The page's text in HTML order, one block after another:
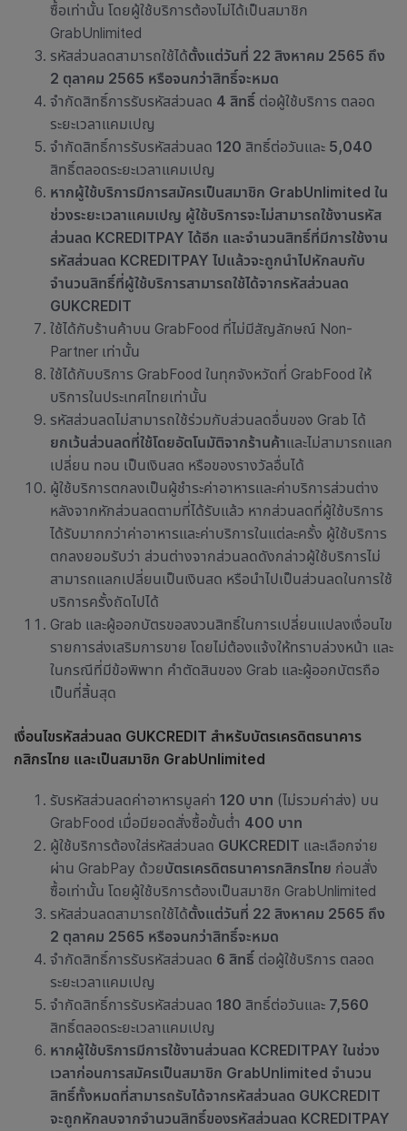
ซื้อเท่านั้น โดยผู้ใช้บริการต้องไม่ได้เป็นสมาชิก
GrabUnlimited
รหัสส่วนลดสามารถใช้ได้ตั้งแต่วันที่ 22 สิงหาคม 2565 ถึง
2 ตุลาคม 2565 หรือจนกว่าสิทธิ์จะหมด
จำกัดสิทธิ์การรับรหัสส่วนลด 4 สิทธิ์ ต่อผู้ใช้บริการ ตลอด
ระยะเวลาแคมเปญ
จำกัดสิทธิ์การรับรหัสส่วนลด 120 สิทธิ์ต่อวันและ 5,040
สิทธิ์ตลอดระยะเวลาแคมเปญ
หากผู้ใช้บริการมีการสมัครเป็นสมาชิก GrabUnlimited ใน
ช่วงระยะเวลาแคมเปญ ผู้ใช้บริการจะไม่สามารถใช้งานรหัส
ส่วนลด KCREDITPAY ได้อีก และจำนวนสิทธิ์ที่มีการใช้งาน
รหัสส่วนลด KCREDITPAY ไปแล้วจะถูกนำไปหักลบกับ
จำนวนสิทธิ์ที่ผู้ใช้บริการสามารถใช้ได้จากรหัสส่วนลด
GUKCREDIT
ใช้ได้กับร้านค้าบน GrabFood ที่ไม่มีสัญลักษณ์ Non-
Partner เท่านั้น
ใช้ได้กับบริการ GrabFood ในทุกจังหวัดที่ GrabFood ให้
บริการในประเทศไทยเท่านั้น
รหัสส่วนลดไม่สามารถใช้ร่วมกับส่วนลดอื่นของ Grab ได้
ยกเว้นส่วนลดที่ใช้โดยอัตโนมัติจากร้านค้าและไม่สามารถแลก
เปลี่ยน ทอน เป็นเงินสด หรือของรางวัลอื่นได้
ผู้ใช้บริการตกลงเป็นผู้ชำระค่าอาหารและค่าบริการส่วนต่าง
หลังจากหักส่วนลดตามที่ได้รับแล้ว หากส่วนลดที่ผู้ใช้บริการ
ได้รับมากกว่าค่าอาหารและค่าบริการในแต่ละครั้ง ผู้ใช้บริการ
ตกลงยอมรับว่า ส่วนต่างจากส่วนลดดังกล่าวผู้ใช้บริการไม่
สามารถแลกเปลี่ยนเป็นเงินสด หรือนำไปเป็นส่วนลดในการใช้
บริการครั้งถัดไปได้
Grab และผู้ออกบัตรขอสงวนสิทธิ์ในการเปลี่ยนแปลงเงื่อนไข
รายการส่งเสริมการขาย โดยไม่ต้องแจ้งให้ทราบล่วงหน้า และ
ในกรณีที่มีข้อพิพาท คำตัดสินของ Grab และผู้ออกบัตรถือ
เป็นที่สิ้นสุด
เงื่อนไขรหัสส่วนลด GUKCREDIT สำหรับบัตรเครดิตธนาคาร
กสิกรไทย และเป็นสมาชิก GrabUnlimited
รับรหัสส่วนลดค่าอาหารมูลค่า 120 บาท (ไม่รวมค่าส่ง) บน
GrabFood เมื่อมียอดสั่งซื้อขั้นต่ำ 400 บาท
ผู้ใช้บริการต้องใส่รหัสส่วนลด GUKCREDIT และเลือกจ่าย
ผ่าน GrabPay ด้วยบัตรเครดิตธนาคารกสิกรไทย ก่อนสั่ง
ซื้อเท่านั้น โดยผู้ใช้บริการต้องเป็นสมาชิก GrabUnlimited
รหัสส่วนลดสามารถใช้ได้ตั้งแต่วันที่ 22 สิงหาคม 2565 ถึง
2 ตุลาคม 2565 หรือจนกว่าสิทธิ์จะหมด
จำกัดสิทธิ์การรับรหัสส่วนลด 6 สิทธิ์ ต่อผู้ใช้บริการ ตลอด
ระยะเวลาแคมเปญ
จำกัดสิทธิ์การรับรหัสส่วนลด 180 สิทธิ์ต่อวันและ 7,560
สิทธิ์ตลอดระยะเวลาแคมเปญ
หากผู้ใช้บริการมีการใช้งานส่วนลด KCREDITPAY ในช่วง
เวลาก่อนการสมัครเป็นสมาชิก GrabUnlimited จำนวน
สิทธิ์ทั้งหมดที่สามารถรับได้จากรหัสส่วนลด GUKCREDIT
จะถูกหักลบจากจำนวนสิทธิ์ของรหัสส่วนลด KCREDITPAY